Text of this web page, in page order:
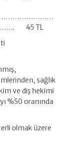
45 TL
sağlık
ve diş hekimi
%50 oranında
olmak üzere